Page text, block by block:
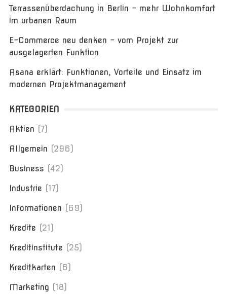
Terrassenüberdachung in Berlin – mehr Wohnkomfort
im urbanen Raum
E-Commerce neu denken – vom Projekt zur
ausgelagerten Funktion
Asana erklärt: Funktionen, Vorteile und Einsatz im
modernen Projektmanagement
KATEGORIEN
Aktien (7)
Allgemein (296)
Business (42)
Industrie (17)
Informationen (69)
Kredite (21)
Kreditinstitute (25)
Kreditkarten (6)
Marketing (18)